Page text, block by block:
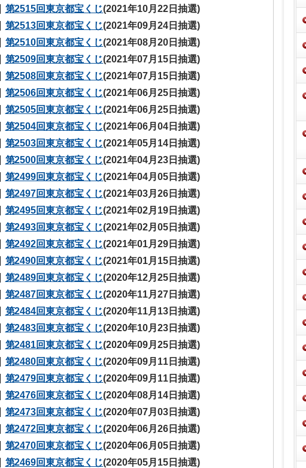
第2515回東京都宝くじ(2021年10月22日抽選)
第2513回東京都宝くじ(2021年09月24日抽選)
第2510回東京都宝くじ(2021年08月20日抽選)
第2509回東京都宝くじ(2021年07月15日抽選)
第2508回東京都宝くじ(2021年07月15日抽選)
第2506回東京都宝くじ(2021年06月25日抽選)
第2505回東京都宝くじ(2021年06月25日抽選)
第2504回東京都宝くじ(2021年06月04日抽選)
第2503回東京都宝くじ(2021年05月14日抽選)
第2500回東京都宝くじ(2021年04月23日抽選)
第2499回東京都宝くじ(2021年04月05日抽選)
第2497回東京都宝くじ(2021年03月26日抽選)
第2495回東京都宝くじ(2021年02月19日抽選)
第2493回東京都宝くじ(2021年02月05日抽選)
第2492回東京都宝くじ(2021年01月29日抽選)
第2490回東京都宝くじ(2021年01月15日抽選)
第2489回東京都宝くじ(2020年12月25日抽選)
第2487回東京都宝くじ(2020年11月27日抽選)
第2484回東京都宝くじ(2020年11月13日抽選)
第2483回東京都宝くじ(2020年10月23日抽選)
第2481回東京都宝くじ(2020年09月25日抽選)
第2480回東京都宝くじ(2020年09月11日抽選)
第2479回東京都宝くじ(2020年09月11日抽選)
第2476回東京都宝くじ(2020年08月14日抽選)
第2473回東京都宝くじ(2020年07月03日抽選)
第2472回東京都宝くじ(2020年06月26日抽選)
第2470回東京都宝くじ(2020年06月05日抽選)
第2469回東京都宝くじ(2020年05月15日抽選)